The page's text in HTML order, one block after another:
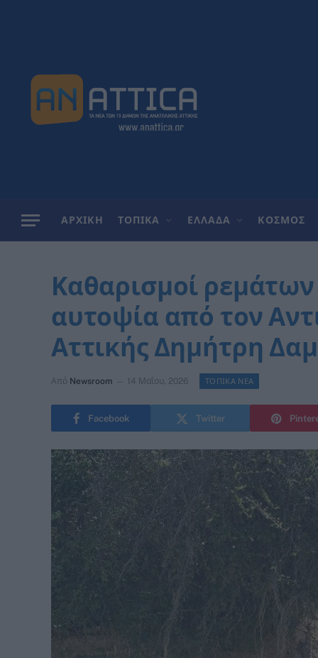
ΑΡΧΙΚΗ ΤΟΠΙΚΑ ΕΛΛΑΔΑ ΚΟΣΜΟΣ
Καθαρισμοί
αυτοψία από τον
Αττικής Δημήτρη
Από Newsroom 14 Μαΐου, 2026 ΤΟΠΙΚΑ ΝΕΑ
Facebook Twitter